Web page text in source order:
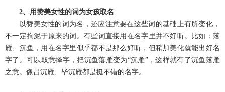
2、用赞美女性的词为女孩取名
以赞美女性的词为名，还应注意要在这些词的基础上有所变化，
不一定拘泥于原来的词。有些词直接用在名字里并不好听。比如：落
雁、沉鱼，用在名字里似乎都不是那么好听，但稍加美化就能出好名
字了。可以取意择字，把沉鱼落雁变为“沉雁”，这样就有了沉鱼落雁
之意。像吕沉雁、毕沉雁都是挺不错的名字。